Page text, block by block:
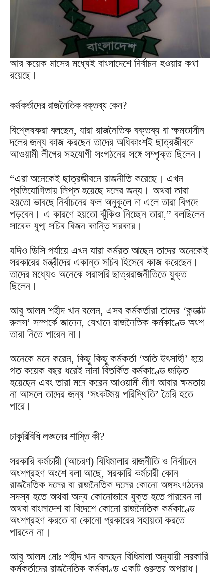
আর কয়েক মাসের মধ্যেই বাংলাদেশে নির্বাচন হওয়ার কথা
রয়েছে।
কর্মকর্তাদের রাজনৈতিক বক্তব্য কেন?
বিশ্লেষকরা বলছেন, যারা রাজনৈতিক বক্তব্য বা ক্ষমতাসীন
দলের জন্য কাজ করছেন তাদের অধিকাংশই ছাত্রজীবনে
আওয়ামী লীগের সহযোগী সংগঠনের সঙ্গে সম্পৃক্ত ছিলেন।
“এরা অনেকেই ছাত্রজীবনে রাজনীতি করেছে। এখন
প্রতিযোগিতায় লিপ্ত হয়েছে দলের জন্য। অথবা তারা
হয়তো ভাবছে নির্বাচনের ফল অনুকূলে না এলে তারা বিপদে
পড়বেন। এ কারণে হয়তো ঝুঁকিও নিচ্ছেন তারা,” বলছিলেন
সাবেক যুগ্ম সচিব বিজন কান্তি সরকার।
যদিও ডিসি পর্যায়ে এখন যারা কর্মরত আছেন তাদের অনেকেই
সরকারের মন্ত্রীদের একান্ত সচিব হিসেবে কাজ করেছেন।
তাদের মধ্যেও অনেকে সরাসরি ছাত্ররাজনীতিতে যুক্ত
ছিলেন।
আবু আলম শহীদ খান বলেন, এসব কর্মকর্তারা তাদের ‘কন্ডাক্ট
রুলস’ সম্পর্কে জানেন, যেখানে রাজনৈতিক কর্মকাণ্ডে অংশ
তারা নিতে পারেন না।
অনেকে মনে করেন, কিছু কিছু কর্মকর্তা ‘অতি উৎসাহী’ হয়ে
গত কয়েক বছর ধরেই নানা বিতর্কিত কর্মকাণ্ডে জড়িত
হয়েছেন এবং তারা মনে করেন আওয়ামী লীগ আবার ক্ষমতায়
না আসলে তাদের জন্য ‘সংকটময় পরিস্থিতি’ তৈরি হতে
পারে।
চাকুরিবিধি লঙ্ঘনের শাস্তি কী?
সরকারি কর্মচারী (আচরণ) বিধিমালার রাজনীতি ও নির্বাচনে
অংশগ্রহণ অংশে বলা আছে, সরকারি কর্মচারী কোন
রাজনৈতিক দলের বা রাজনৈতিক দলের কোনো অঙ্গসংগঠনের
সদস্য হতে অথবা অন্য কোনোভাবে যুক্ত হতে পারবেন না
অথবা বাংলাদেশ বা বিদেশে কোনো রাজনৈতিক কর্মকাণ্ডে
অংশগ্রহণ করতে বা কোনো প্রকারের সহায়তা করতে
পারবেন না।
আবু আলম মোঃ শহীদ খান বলছেন বিধিমালা অনুযায়ী সরকারি
কর্মকর্তাদের রাজনৈতিক কর্মকাণ্ড একটি গুরুতর অপরাধ।